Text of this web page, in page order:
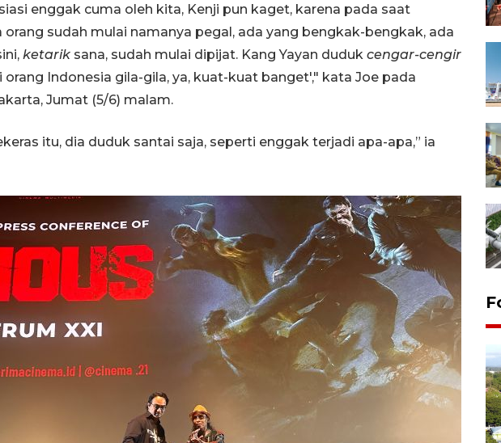
enggak cuma oleh kita, Kenji pun kaget, karena pada saat
orang sudah mulai namanya pegal, ada yang bengkak-bengkak, ada
ketarik sana, sudah mulai dipijat. Kang Yayan duduk cengar-cengir
orang Indonesia gila-gila, ya, kuat-kuat banget'," kata Joe pada
Jumat (5/6) malam.
itu, dia duduk santai saja, seperti enggak terjadi apa-apa,” ia